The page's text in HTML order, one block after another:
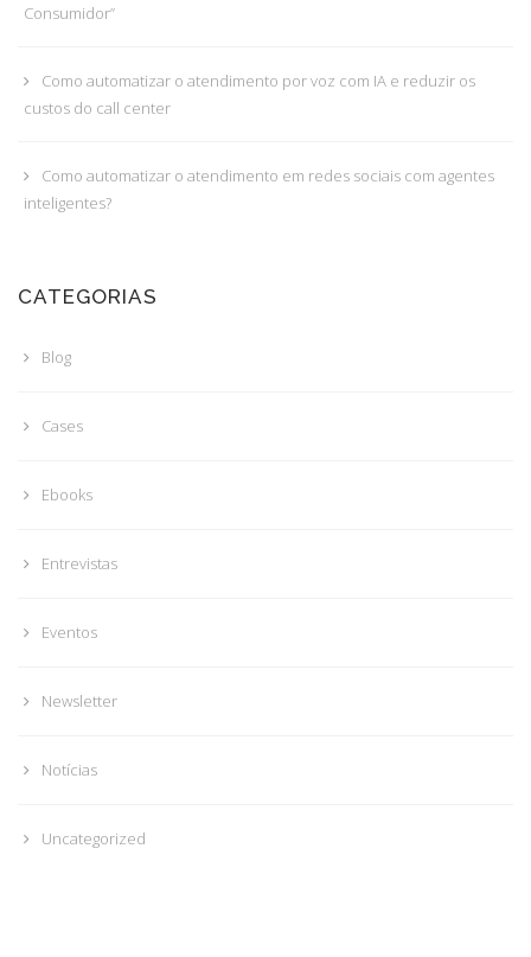
Consumidor”
Como automatizar o atendimento por voz com IA e reduzir os
custos do call center
Como automatizar o atendimento em redes sociais com agentes
inteligentes?
CATEGORIAS
Blog
Cases
Ebooks
Entrevistas
Eventos
Newsletter
Notícias
Uncategorized